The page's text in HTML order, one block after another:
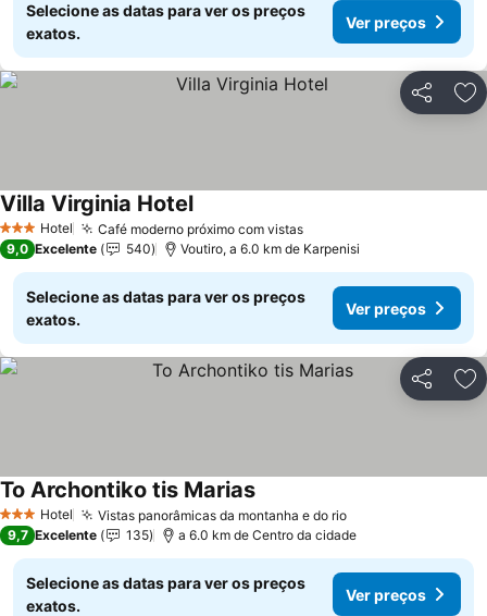
Selecione as datas para ver os preços
exatos.
Ver preços
Partilhar
3 EstrelasHotel Café moderno próximo com vistas
Villa Virginia Hotel
9,0 Excelente 540 Voutiro, a 6.0 km de Karpenisi
Selecione as datas para ver os preços
exatos.
Ver preços
Partilhar
3 EstrelasHotel Vistas panorâmicas da montanha e do rio
To Archontiko tis Marias
9,7 Excelente 135 a 6.0 km de Centro da cidade
Selecione as datas para ver os preços
exatos.
Ver preços